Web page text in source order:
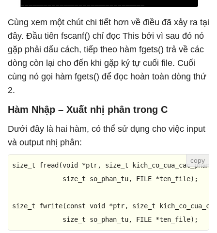
Cùng xem một chút chi tiết hơn về điều đã xảy ra tại
đây. Đầu tiên fscanf() chỉ đọc This bởi vì sau đó nó
gặp phải dấu cách, tiếp theo hàm fgets() trả về các
dòng còn lại cho đến khi gặp ký tự cuối file. Cuối
cùng nó gọi hàm fgets() để đọc hoàn toàn dòng thứ
2.
Hàm Nhập – Xuất nhị phân trong C
Dưới đây là hai hàm, có thể sử dụng cho việc input
và output nhị phân:
size_t fread (void *ptr, size_t
size_t so_phan_tu, FILE *ten_file) ;
size_t fwrite(const void *ptr, size_t
size_t so_phan_tu, FILE *ten_file) ;